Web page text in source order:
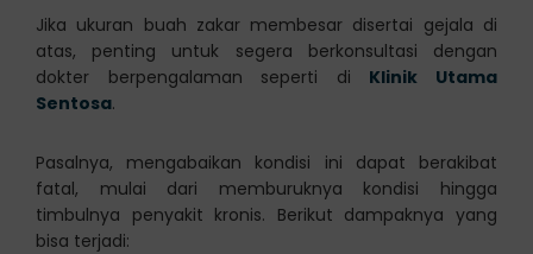
Jika ukuran buah zakar membesar disertai gejala di
atas, penting untuk segera berkonsultasi dengan
dokter berpengalaman seperti di Klinik Utama
Sentosa.
Pasalnya, mengabaikan kondisi ini dapat berakibat
fatal, mulai dari memburuknya kondisi hingga
timbulnya penyakit kronis. Berikut dampaknya yang
bisa terjadi: